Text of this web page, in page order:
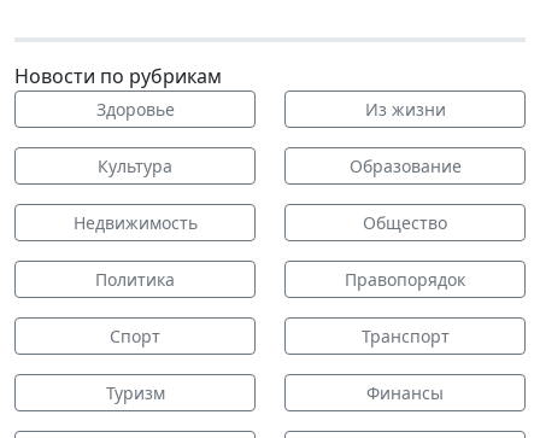
Новости по рубрикам
Здоровье Из жизни
Культура Образование
Недвижимость Общество
Политика Правопорядок
Спорт Транспорт
Туризм Финансы